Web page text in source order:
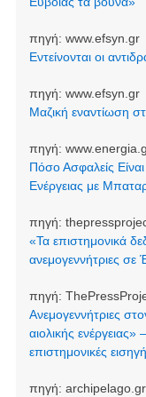
πηγή: www.efsyn.gr
Εντείνονται οι
πηγή: www.efsyn.gr
Μαζική εναντίωση
πηγή:
Πόσο Ασφαλείς
Ενέργειας με
πηγή:
«Τα επιστημονικά
ανεμογεννήτριες
πηγή:
Ανεμογεννήτριες
αιολικής
επιστημονικές
πηγή: archipelago.gr